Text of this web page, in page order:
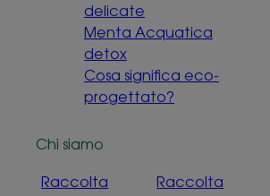
delicate
Menta Acquatica
detox
Cosa significa eco-
progettato?
Chi siamo
Raccolta
Raccolta